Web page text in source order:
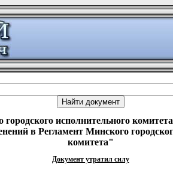
исполнительного
в Регламент Минского
комитета"
Документ утратил силу